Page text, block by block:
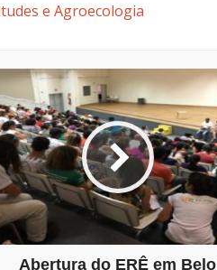
e Agroecologia
Abertura do ERÊ em Belo